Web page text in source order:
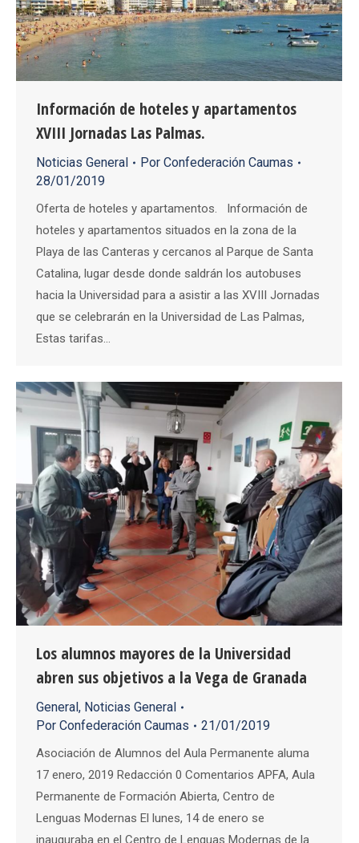
Información de hoteles y apartamentos
XVIII Jornadas Las Palmas.
Noticias General Por Confederación Caumas
28/01/2019
Oferta de hoteles y apartamentos. Información de
hoteles y apartamentos situados en la zona de la
Playa de las Canteras y cercanos al Parque de Santa
Catalina, lugar desde donde saldrán los autobuses
hacia la Universidad para a asistir a las XVIII Jornadas
que se celebrarán en la Universidad de Las Palmas,
Estas tarifas…
Los alumnos mayores de la Universidad
abren sus objetivos a la Vega de Granada
General, Noticias General
Por Confederación Caumas 21/01/2019
Asociación de Alumnos del Aula Permanente aluma
17 enero, 2019 Redacción 0 Comentarios APFA, Aula
Permanente de Formación Abierta, Centro de
Lenguas Modernas El lunes, 14 de enero se
inauguraba en el Centro de Lenguas Modernas de la